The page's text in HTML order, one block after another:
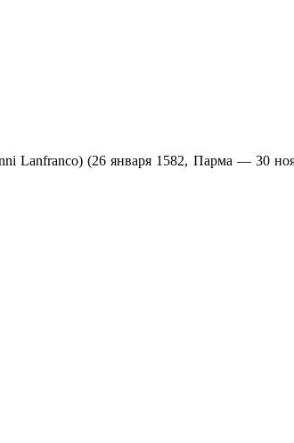
Lanfranco) (26 января 1582, Парма — 30